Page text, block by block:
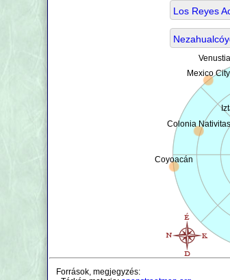
Los Reyes
Mexico City
Coyoacán
Colonia Nativitas
Források, megjegyzés: